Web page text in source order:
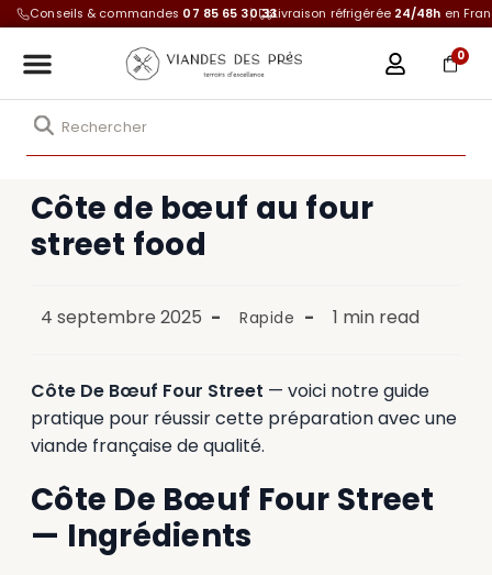
Conseils & commandes 07 85 65 30 33Livraison réfrigérée 24/48h en
0
Côte de bœuf au four
street food
4 septembre 2025 Rapide 1 min read
Côte De Bœuf Four Street — voici notre guide
pratique pour réussir cette préparation avec une
viande française de qualité.
Côte De Bœuf Four Street
— Ingrédients